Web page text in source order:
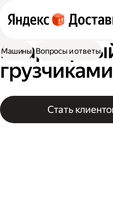
Стать
Машины Вопросы и ответы